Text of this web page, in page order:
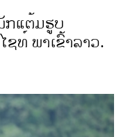
ກແຕ້ມຮູບ
ຊທ໌ ພາເຂົ້າລາວ.